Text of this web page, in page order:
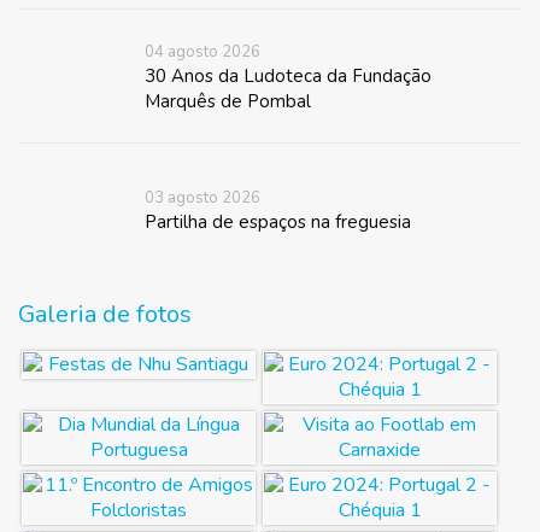
04 agosto 2026
30 Anos da Ludoteca da Fundação
Marquês de Pombal
03 agosto 2026
Partilha de espaços na freguesia
Galeria de fotos